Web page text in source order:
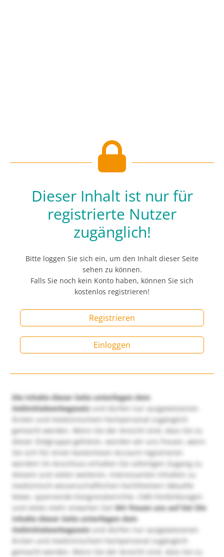
Dieser Inhalt ist nur für
registrierte Nutzer
zugänglich!
Bitte loggen Sie sich ein, um den Inhalt dieser Seite
sehen zu können.
Falls Sie noch kein Konto haben, können Sie sich
kostenlos registrieren!
Registrieren
Einloggen
Die Inhalte dieser Seite unterliegen dem
Heilmittelwerbegesetzund dürfen nur ausgewiesenen
Ärzten und medizinischem Fachpersonal zugänglich
gemacht werden. Wenn Sie der Ansicht sind, dass Sie zu
dieser Zielgruppe gehören, würden wir uns freuen, wenn
Sie sich für einen kostenlosen Account registrieren
würden! Im Anschluss erhalten Sie sofortigen Zugang zu
diesem und vielen weiteren, interessanten Inhalten zu
medizinisch-wissenschaftlichen Fachthemen! Aktuelle
News, spannende Kongressberichte, CME-Fortbildungen
und vieles mehr erwarten Sie!Wir freuen uns auf Sie! Die
Inhalte dieser Seite unterliegen dem
Heilmittelwerbegesetzund dürfen nur ausgewiesenen
Ärzten und medizinischem Fachpersonal zugänglich
gemacht werden. Wenn Sie der Ansicht sind, dass Sie zu